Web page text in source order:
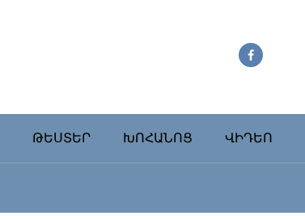
ԹԵՍՏԵՐ ԽՈՀԱՆՈՑ ՎԻԴԵՈ